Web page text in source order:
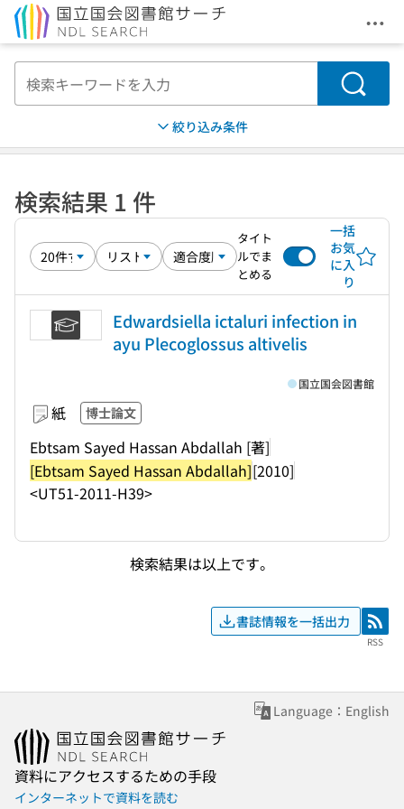
メ
検索
絞り込み条件
検索結果 1 件
タイト
ルでま
とめる
一括
お気
に入
り
Edwardsiella ictaluri infection in
ayu Plecoglossus altivelis
紙 博士論文
Ebtsam Sayed Hassan Abdallah [著]
[Ebtsam Sayed Hassan Abdallah][2010]
<UT51-2011-H39>
国立国会図書館
検索結果は以上です。
書誌情報を一括出力 RSS
RSS
Language：English
資料にアクセスするための手段
インターネットで資料を読む